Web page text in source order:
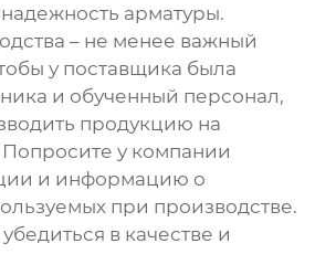
арматуры.
– не менее важный
у поставщика была
и обученный персонал,
продукцию на
у компании
и информацию о
при производстве.
в качестве и